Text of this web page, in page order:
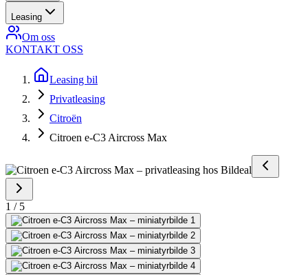
Leasing
Om oss
KONTAKT OSS
Leasing bil
Privatleasing
Citroën
Citroen e-C3 Aircross Max
1 / 5